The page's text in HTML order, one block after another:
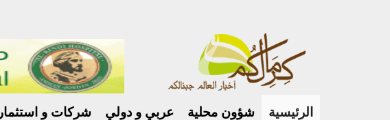
الرئيسية شؤون محلية عربي و دولي شركات و استثمار